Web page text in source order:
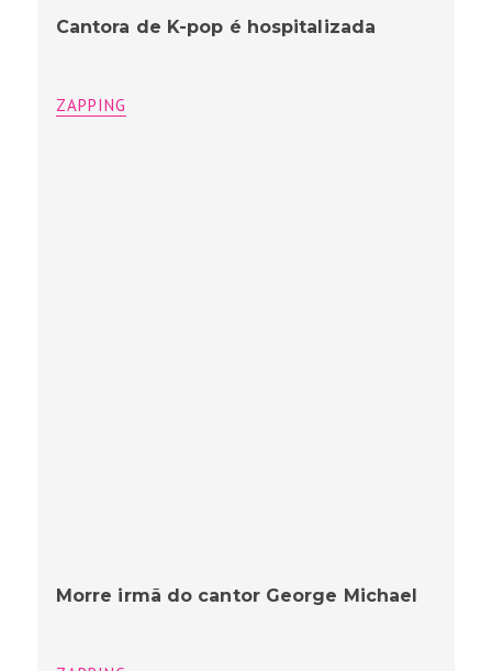
Cantora de K-pop é hospitalizada
ZAPPING
Morre irmã do cantor George Michael